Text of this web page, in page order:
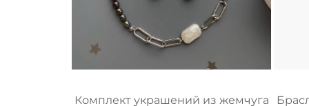
Комплект украшений из жемчуга